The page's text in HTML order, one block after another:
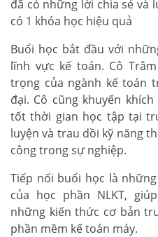
đã có những lời chia sẻ và
có 1 khóa học hiệu quả
Buổi học bắt đầu với
lĩnh vực kế toán. Cô
trọng của ngành kế toán
đại. Cô cũng khuyến
tốt thời gian học tập tại
luyện và trau dồi kỹ năng
công trong sự nghiệp.
Tiếp nối buổi học là
của học phần NLKT,
những kiến thức cơ bản
phần mềm kế toán máy.